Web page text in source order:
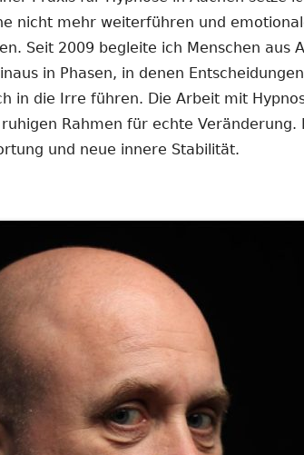
nicht mehr weiterführen und
Seit 2009 begleite ich Menschen aus
in Phasen, in denen
in die Irre führen. Die Arbeit mit
Rahmen für echte Veränderung.
und neue innere Stabilität.